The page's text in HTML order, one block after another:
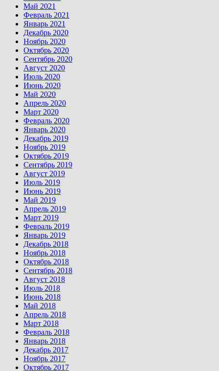
Май 2021
Февраль 2021
Январь 2021
Декабрь 2020
Ноябрь 2020
Октябрь 2020
Сентябрь 2020
Август 2020
Июль 2020
Июнь 2020
Май 2020
Апрель 2020
Март 2020
Февраль 2020
Январь 2020
Декабрь 2019
Ноябрь 2019
Октябрь 2019
Сентябрь 2019
Август 2019
Июль 2019
Июнь 2019
Май 2019
Апрель 2019
Март 2019
Февраль 2019
Январь 2019
Декабрь 2018
Ноябрь 2018
Октябрь 2018
Сентябрь 2018
Август 2018
Июль 2018
Июнь 2018
Май 2018
Апрель 2018
Март 2018
Февраль 2018
Январь 2018
Декабрь 2017
Ноябрь 2017
Октябрь 2017